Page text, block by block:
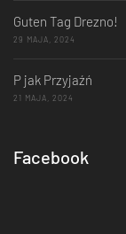
Guten Tag Drezno!
29 MAJA, 2024
P jak Przyjaźń
21 MAJA, 2024
Facebook